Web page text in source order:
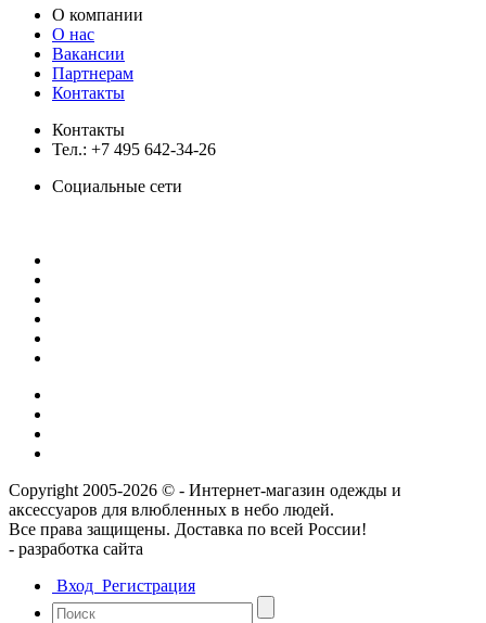
О компании
О нас
Вакансии
Партнерам
Контакты
Контакты
Тел.: +7 495 642-34-26
Социальные сети
Copyright 2005-2026 © - Интернет-магазин одежды и
аксессуаров для влюбленных в небо людей.
Все права защищены. Доставка по всей России!
- разрaботка сайта
Вход Регистрация